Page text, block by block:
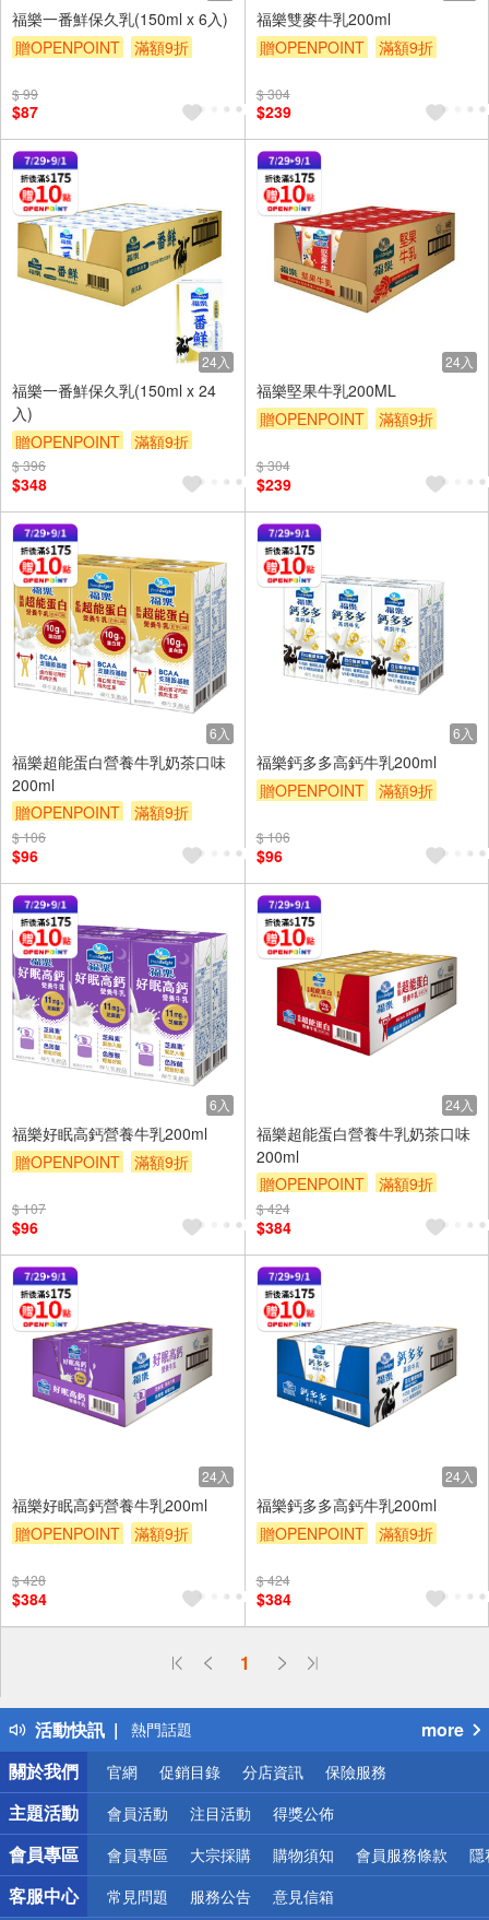
福樂一番鮮保久乳(150ml x 6入)
贈OPENPOINT
滿額9折
$ 99
$87
福樂雙麥牛乳200ml
贈OPENPOINT
滿額9折
$ 304
$239
24入
福樂一番鮮保久乳(150ml x 24
入)
贈OPENPOINT
滿額9折
贈$200
$ 396
$348
24入
福樂堅果牛乳200ML
贈OPENPOINT
滿額9折
$ 304
$239
6入
福樂超能蛋白營養牛乳奶茶口味
200ml
贈OPENPOINT
滿額9折
贈$200
$ 106
$96
6入
福樂鈣多多高鈣牛乳200ml
贈OPENPOINT
滿額9折
$ 106
$96
6入
福樂好眠高鈣營養牛乳200ml
贈OPENPOINT
滿額9折
$ 107
$96
24入
福樂超能蛋白營養牛乳奶茶口味
200ml
贈OPENPOINT
滿額9折
贈$200
$ 424
$384
24入
福樂好眠高鈣營養牛乳200ml
贈OPENPOINT
滿額9折
$ 428
$384
24入
福樂鈣多多高鈣牛乳200ml
贈OPENPOINT
滿額9折
$ 424
$384
1
活動快訊
偏遠地區配送
得獎公告
熱門話題
銀行優惠
偏遠地區配送
詐騙網頁！請小心！
more
關於我們
官網 促銷目錄 分店資訊 保險服務
主題活動 會員活動 注目活動 得獎公佈
會員專區 會員專區 大宗採購 購物須知 會員服務條款 隱
客服中心 常見問題 服務公告 意見信箱